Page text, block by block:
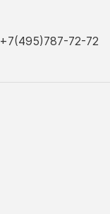
+7(495)787-72-72